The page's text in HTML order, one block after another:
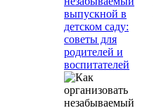
выпускной в
детском саду:
советы для
родителей и
воспитателей